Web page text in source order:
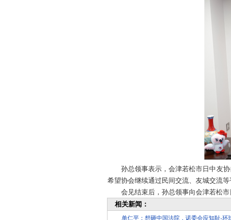
孙总领事表示，会津若松市日中友协
希望协会继续通过民间交流、友城交流
会见结束后，孙总领事向会津若松市
相关新闻：
单仁平：想砸中国法院，诺委会应知耻-环